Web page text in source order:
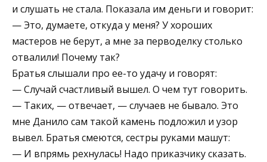
и слушать не стала. Показала им деньги и говорит:
— Это, думаете, откуда у меня? У хороших
мастеров не берут, а мне за перводелку столько
отвалили! Почему так?
Братья слышали про ее-то удачу и говорят:
— Случай счастливый вышел. О чем тут говорить.
— Таких, — отвечает, — случаев не бывало. Это
мне Данило сам такой камень подложил и узор
вывел. Братья смеются, сестры руками машут:
— И впрямь рехнулась! Надо приказчику сказать.